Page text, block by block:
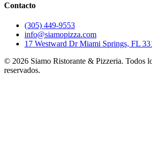
Contacto
(305) 449-9553
info@siamopizza.com
17 Westward Dr Miami Springs, FL
© 2026 Siamo Ristorante & Pizzeria. Todos
reservados.